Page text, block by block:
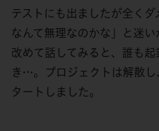
テストにも出ましたが全く
なんて無理なのかな」と迷
改めて話してみると、誰も
き…。プロジェクトは解散し
タートしました。